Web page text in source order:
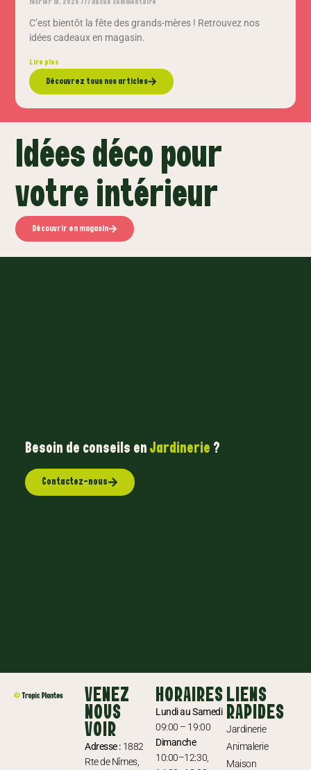
février 18, 2026 Aucun commentaire
C’est bientôt la fête des grands-mères ! Retrouvez nos
idées cadeaux en magasin.
Lire plus
Découvrez tous nos articles
Idées déco pour
votre intérieur
Découvrir en magasin
Besoin de conseils en Jardinerie ?
Contactez-nous
VENEZ
NOUS
VOIR
Adresse :1882
Rte de Nîmes,
HORAIRES
Lundi au Samedi
09:00 – 19:00
Dimanche
10:00–12:30,
LIENS
RAPIDES
Jardinerie
Animalerie
Maison